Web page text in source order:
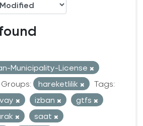
Municipality-License
Groups: hareketlilik
Tags:
izban
gtfs
saat